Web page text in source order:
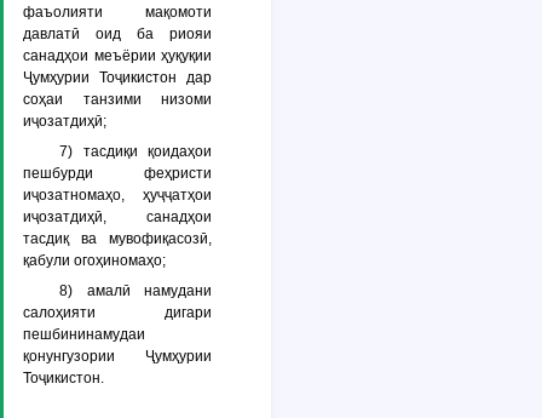
фаъолияти мақомоти
давлатӣ оид ба риояи
санадҳои меъёрии ҳуқуқии
Ҷумҳурии Тоҷикистон дар
соҳаи танзими низоми
иҷозатдиҳӣ;
7) тасдиқи қоидаҳои
пешбурди феҳристи
иҷозатномаҳо, ҳуҷҷатҳои
иҷозатдиҳӣ, санадҳои
тасдиқ ва мувофиқасозӣ,
қабули огоҳиномаҳо;
8) амалӣ намудани
салоҳияти дигари
пешбининамудаи
қонунгузории Ҷумҳурии
Тоҷикистон.